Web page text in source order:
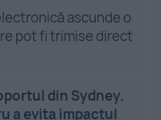
ascunde o
pot fi trimise direct
din Sydney.
a evita impactul